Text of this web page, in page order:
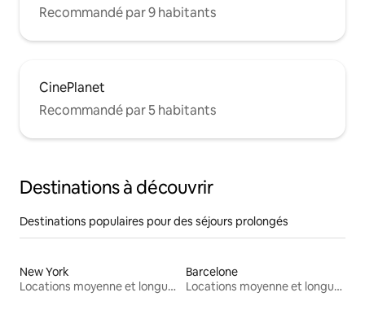
Recommandé par 9 habitants
CinePlanet
Recommandé par 5 habitants
Destinations à découvrir
Destinations populaires pour des séjours prolongés
New York
Locations moyenne et longue durée
Barcelone
Locations moyenne et longue durée